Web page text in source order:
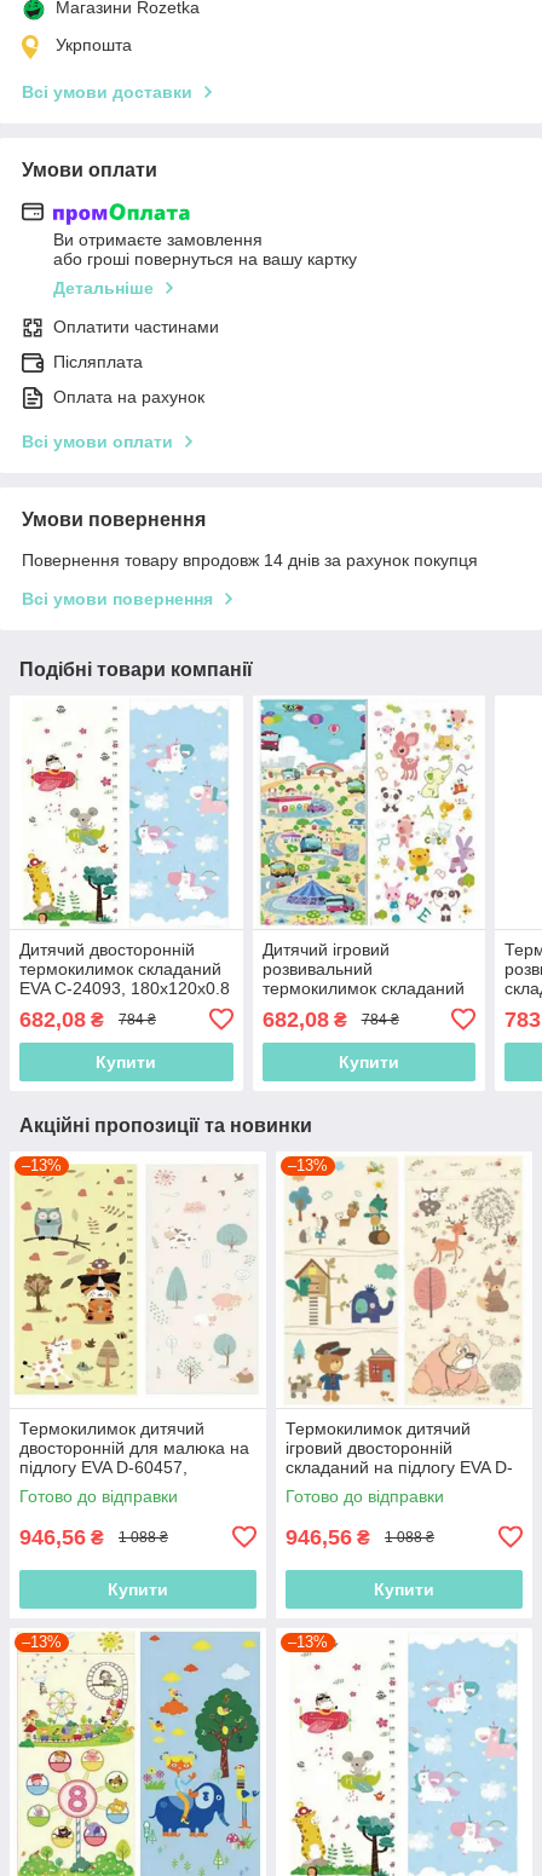
Магазини Rozetka
Укрпошта
Всі умови доставки
Умови оплати
Ви отримаєте замовлення
або гроші повернуться на вашу картку
Детальніше
Оплатити частинами
Післяплата
Оплата на рахунок
Всі умови оплати
Умови повернення
Повернення товару впродовж 14 днів за рахунок покупця
Всі умови повернення
Подібні товари компанії
Дитячий двосторонній
термокилимок складаний
EVA С-24093, 180х120х0.8
682,08 ₴ 784 ₴
Купити
Дитячий ігровий
розвивальний
термокилимок складаний
EVA С-57025, 180х120х0.8
см, у сумці
682,08₴ 784 ₴
Купити
783
Акційні пропозиції та новинки
–13%
Термокилимок дитячий
двосторонній для малюка на
підлогу EVA D-60457,
180х200х0.8 см, у сумці
Готово до відправки
946,56 ₴ 1 088 ₴
Купити
–13%
Термокилимок дитячий
ігровий двосторонній
складаний на підлогу EVA D-
70804, 180х200х0.8 см, у
сумці
Готово до відправки
946,56 ₴ 1 088 ₴
Купити
–13% –13%